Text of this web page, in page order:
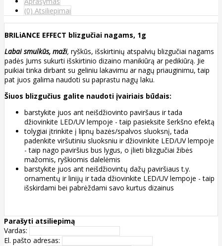
(0) Atsiliepimai
BRILiANCE EFFECT blizgučiai nagams, 1g
Labai smulkūs, maži, ryškūs, išskirtinių atspalvių blizgučiai nagams
padės Jums sukurti išskirtinio dizaino manikiūrą ar pedikiūrą. Jie
puikiai tinka dirbant su geliniu lakavimu ar nagų priauginimu, taip
pat juos galima naudoti su paprastu nagų laku.
Šiuos blizgučius galite naudoti įvairiais būdais:
barstykite juos ant neišdžiovinto paviršaus ir tada
džiovinkite LED/UV lempoje - taip pasieksite šerkšno efektą
tolygiai įtrinkite į lipnų bazės/spalvos sluoksnį, tada
padenkite viršutiniu sluoksniu ir džiovinkite LED/UV lempoje
- taip nago paviršius bus lygus, o įlieti blizgučiai žibės
mažomis, ryškiomis dalelėmis
barstykite juos ant neišdžiovintų dažų paviršiaus t.y.
ornamentų ir linijų ir tada džiovinkite LED/UV lempoje - taip
išskirdami bei pabrėždami savo kurtus dizainus
Parašyti atsiliepimą
Vardas:
El. pašto adresas: